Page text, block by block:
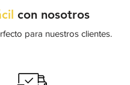
con nosotros
para nuestros clientes.